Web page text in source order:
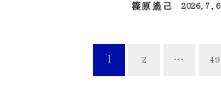
篠原遙己
2026.7.6
1 2 … 49